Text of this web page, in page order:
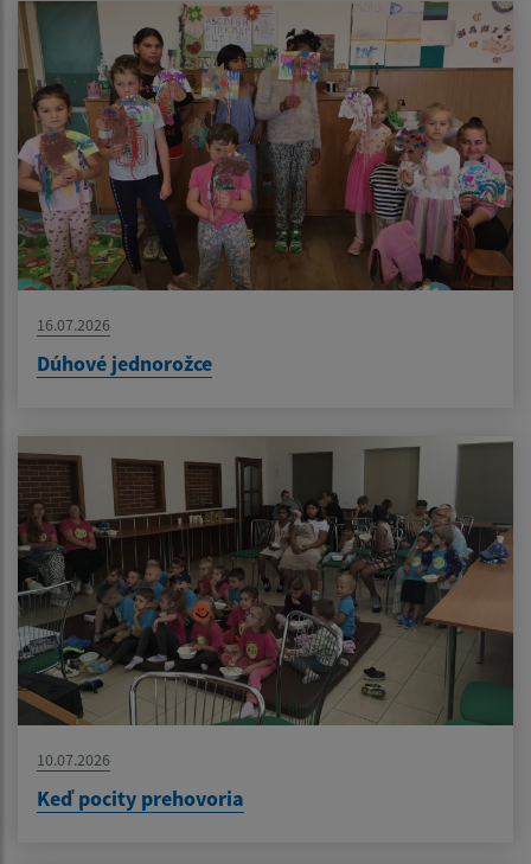
16.07.2026
Dúhové jednorožce
10.07.2026
Keď pocity prehovoria